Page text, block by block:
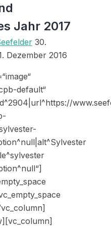
Jahr 2017
30.
Dezember 2016
default“